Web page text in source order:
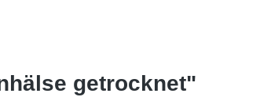
getrocknet"